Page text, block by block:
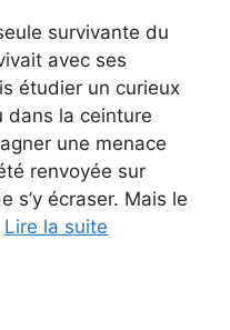
survivante du
avec ses
étudier un curieux
dans la ceinture
une menace
renvoyée sur
s’y écraser. Mais le
Lire la suite